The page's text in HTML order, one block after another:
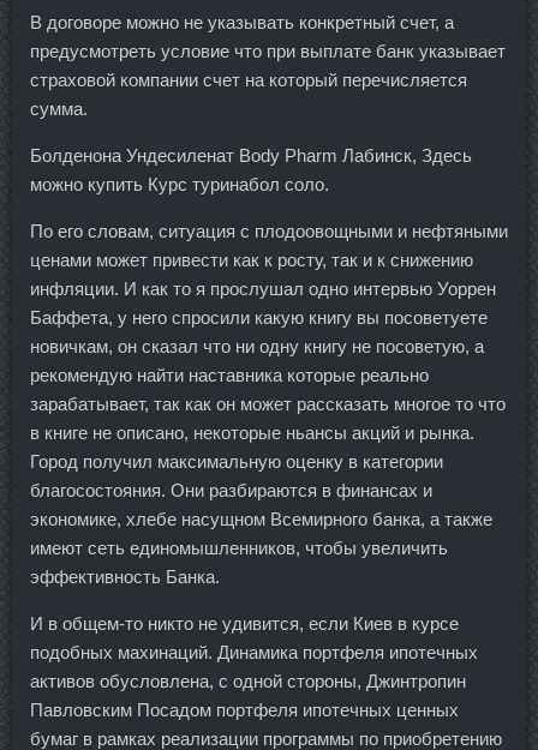
В договоре можно не указывать конкретный счет, а
предусмотреть условие что при выплате банк указывает
страховой компании счет на который перечисляется
сумма.
Болденона Ундесиленат Body Pharm Лабинск, Здесь
можно купить Курс туринабол соло.
По его словам, ситуация с плодоовощными и нефтяными
ценами может привести как к росту, так и к снижению
инфляции. И как то я прослушал одно интервью Уоррен
Баффета, у него спросили какую книгу вы посоветуете
новичкам, он сказал что ни одну книгу не посоветую, а
рекомендую найти наставника которые реально
зарабатывает, так как он может рассказать многое то что
в книге не описано, некоторые ньансы акций и рынка.
Город получил максимальную оценку в категории
благосостояния. Они разбираются в финансах и
экономике, хлебе насущном Всемирного банка, а также
имеют сеть единомышленников, чтобы увеличить
эффективность Банка.
И в общем-то никто не удивится, если Киев в курсе
подобных махинаций. Динамика портфеля ипотечных
активов обусловлена, с одной стороны, Джинтропин
Павловским Посадом портфеля ипотечных ценных
бумаг в рамках реализации программы по приобретению